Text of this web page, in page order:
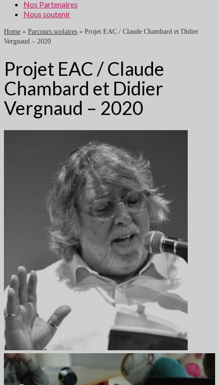
Nos Partenaires
Nous soutenir
Home » Parcours scolaires » Projet EAC / Claude Chambard et Didier
Vergnaud – 2020
Projet EAC / Claude
Chambard et Didier
Vergnaud – 2020